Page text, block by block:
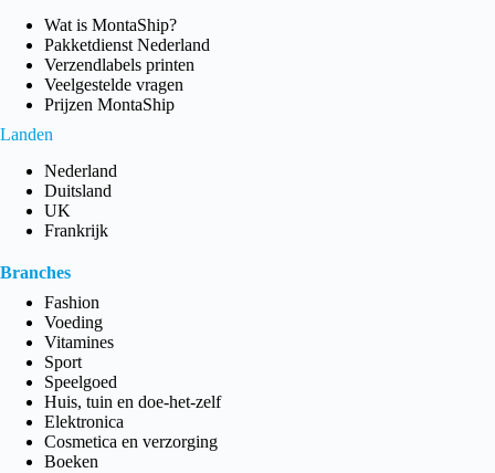
Wat is MontaShip?
Pakketdienst Nederland
Verzendlabels printen
Veelgestelde vragen
Prijzen MontaShip
Landen
Nederland
Duitsland
UK
Frankrijk
Branches
Fashion
Voeding
Vitamines
Sport
Speelgoed
Huis, tuin en doe-het-zelf
Elektronica
Cosmetica en verzorging
Boeken